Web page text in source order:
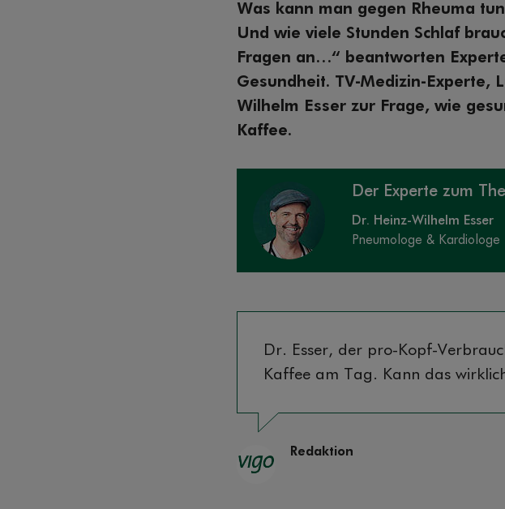
Was kann man gegen Rheuma
Und wie viele Stunden Schlaf
Fragen an…“ beantworten
Gesundheit. TV-Medizin-Experte,
Wilhelm Esser zur Frage, wie
Kaffee.
Der Experte zum
Dr. Heinz-Wilhelm Esser
Pneumologe & Kardiologe
Dr. Esser, der pro-Kopf-
Kaffee am Tag. Kann das
Redaktion